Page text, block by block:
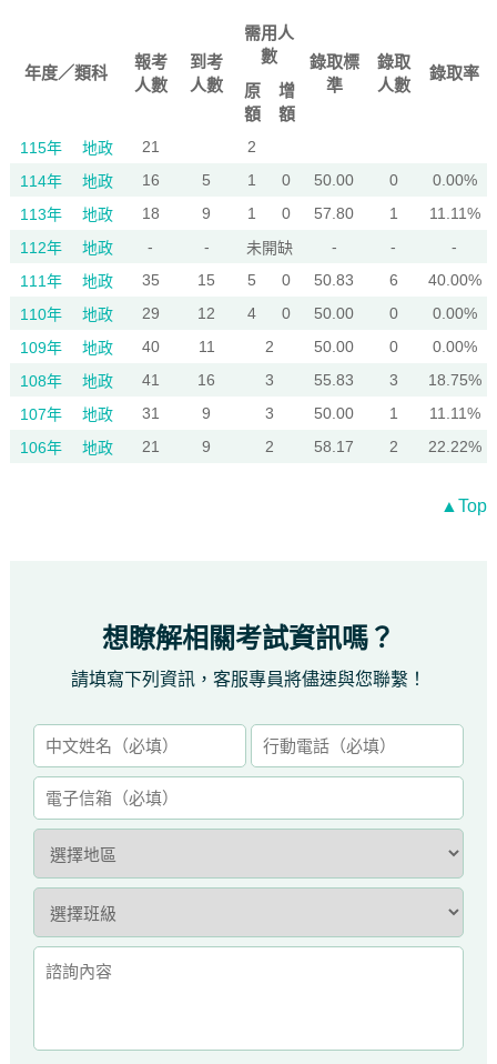
年度／類科
報考
人數
到考
人數
需用人
數
錄取標
準
錄取
人數
錄取率
原
額
增
額
115年 地政 21
2
114年
地政 16 5 1 0 50.00 0
0.00%
113年
地政 18 9 1 0 57.80 1
11.11%
112年
地政 - - 未開缺 - -
-
111年
地政 35 15 5 0 50.83 6
40.00%
110年
地政 29 12 4 0 50.00 0
0.00%
109年
地政 40 11 2 50.00 0
0.00%
108年
地政 41 16 3 55.83 3
18.75%
107年
地政 31 9 3 50.00 1
11.11%
106年
地政 21 9 2 58.17 2 22.22%
▲Top
想瞭解相關考試資訊嗎？
請填寫下列資訊，客服專員將儘速與您聯繫！